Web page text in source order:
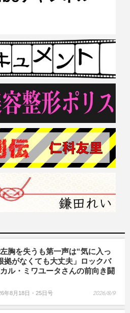
胸を失うも第一声は“気に入っ
拠がなくても大丈夫」ロックバ
ル・ミワユータさんの前向き闘
年8月18日・25日号 2026/8/9